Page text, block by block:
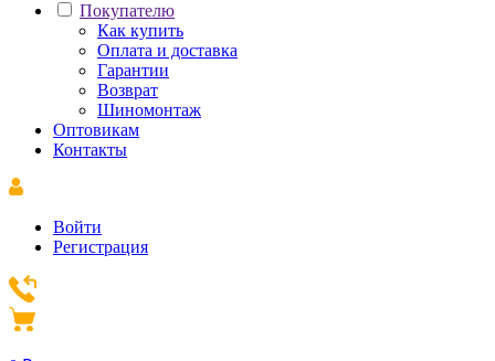
Покупателю
Как купить
Оплата и доставка
Гарантии
Возврат
Шиномонтаж
Оптовикам
Контакты
Войти
Регистрация